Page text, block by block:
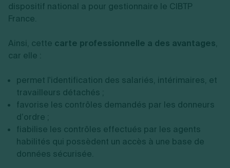
dispositif national a pour gestionnaire le CIBTP
France.
Ainsi, cette carte professionnelle a des avantages,
car elle :
permet l'identification des salariés, intérimaires, et
travailleurs détachés ;
favorise les contrôles demandés par les donneurs
d’ordre ;
fiabilise les contrôles effectués par les agents
habilités qui possèdent un accès à une base de
données sécurisée.